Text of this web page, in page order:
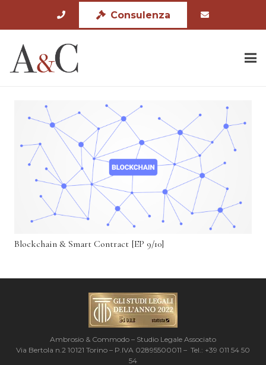
Consulenza
Blockchain & Smart Contract [EP 9/10]
Ambrosio & Commodo – Studio Legale Associato
Via Bertola n.2 10121 Torino – P.IVA 02895500011 – Tel.: +39 011 54 50
54